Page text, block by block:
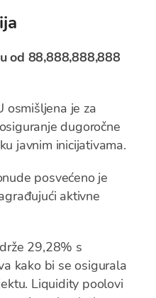
od 88,888,888,888
osmišljena je za
dugoročne
javnim inicijativama.
posvećeno je
aktivne
29,28% s
kako bi se osigurala
Liquidity poolovi